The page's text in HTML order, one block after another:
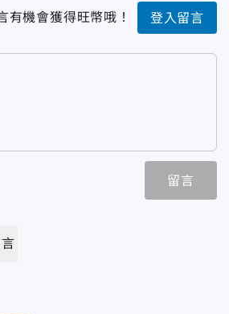
有機會獲得旺幣哦！ 登入留言
留言